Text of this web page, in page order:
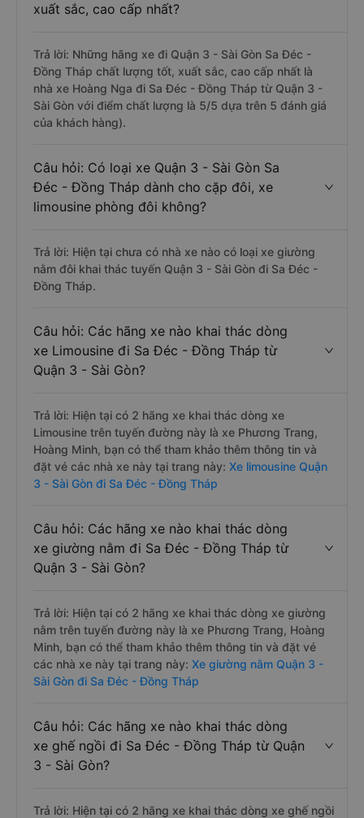
xuất sắc, cao cấp nhất?
Trả lời: Những hãng xe đi Quận 3 - Sài Gòn Sa Đéc -
Đồng Tháp chất lượng tốt, xuất sắc, cao cấp nhất là
nhà xe Hoàng Nga đi Sa Đéc - Đồng Tháp từ Quận 3 -
Sài Gòn với điểm chất lượng là 5/5 dựa trên 5 đánh giá
của khách hàng).
Câu hỏi: Có loại xe Quận 3 - Sài Gòn Sa
Đéc - Đồng Tháp dành cho cặp đôi, xe
limousine phòng đôi không?
Trả lời: Hiện tại chưa có nhà xe nào có loại xe giường
nằm đôi khai thác tuyến Quận 3 - Sài Gòn đi Sa Đéc -
Đồng Tháp.
Câu hỏi: Các hãng xe nào khai thác dòng
xe Limousine đi Sa Đéc - Đồng Tháp từ
Quận 3 - Sài Gòn?
Trả lời: Hiện tại có 2 hãng xe khai thác dòng xe
Limousine trên tuyến đường này là xe Phương Trang,
Hoàng Minh, bạn có thể tham khảo thêm thông tin và
đặt vé các nhà xe này tại trang này: Xe limousine Quận
3 - Sài Gòn đi Sa Đéc - Đồng Tháp
Câu hỏi: Các hãng xe nào khai thác dòng
xe giường nằm đi Sa Đéc - Đồng Tháp từ
Quận 3 - Sài Gòn?
Trả lời: Hiện tại có 2 hãng xe khai thác dòng xe giường
nằm trên tuyến đường này là xe Phương Trang, Hoàng
Minh, bạn có thể tham khảo thêm thông tin và đặt vé
các nhà xe này tại trang này: Xe giường nằm Quận 3 -
Sài Gòn đi Sa Đéc - Đồng Tháp
Câu hỏi: Các hãng xe nào khai thác dòng
xe ghế ngồi đi Sa Đéc - Đồng Tháp từ Quận
3 - Sài Gòn?
Trả lời: Hiện tại có 2 hãng xe khai thác dòng xe ghế ngồi